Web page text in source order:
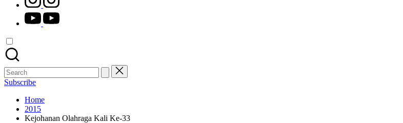
youtube.com
Search
for:
Subscribe
Home
2015
Kejohanan Olahraga Kali Ke-33